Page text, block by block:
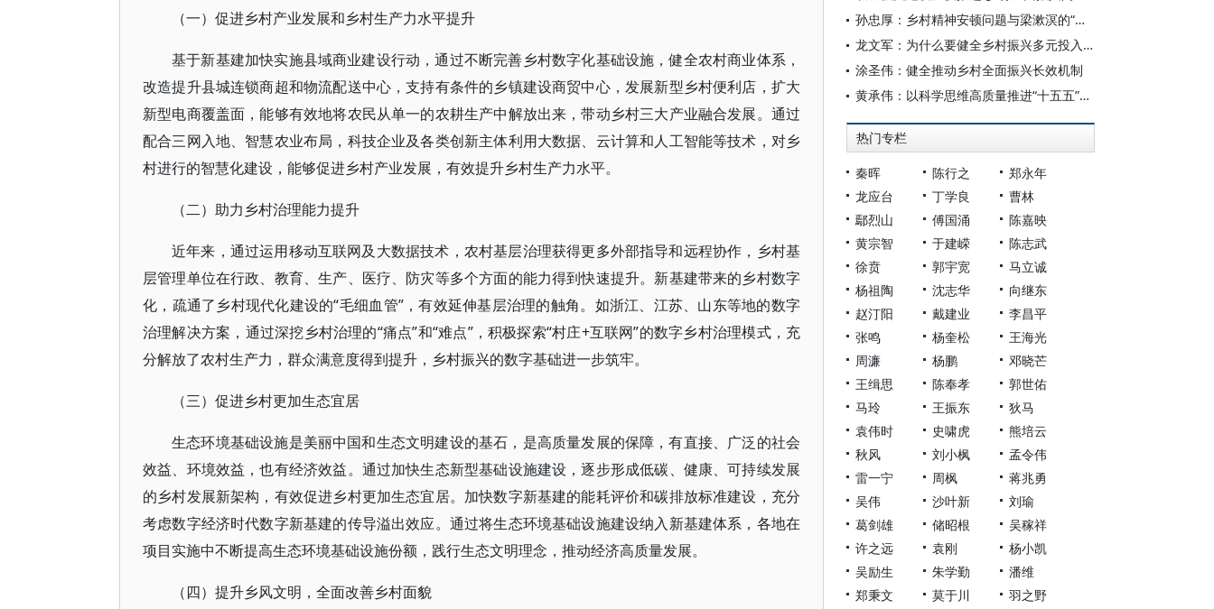
（一）促进乡村产业发展和乡村生产力水平提升
基于新基建加快实施县域商业建设行动，通过不断完善乡村数字化基础设施，健全农村商业体系，
改造提升县城连锁商超和物流配送中心，支持有条件的乡镇建设商贸中心，发展新型乡村便利店，扩大
新型电商覆盖面，能够有效地将农民从单一的农耕生产中解放出来，带动乡村三大产业融合发展。通过
配合三网入地、智慧农业布局，科技企业及各类创新主体利用大数据、云计算和人工智能等技术，对乡
村进行的智慧化建设，能够促进乡村产业发展，有效提升乡村生产力水平。
（二）助力乡村治理能力提升
近年来，通过运用移动互联网及大数据技术，农村基层治理获得更多外部指导和远程协作，乡村基
层管理单位在行政、教育、生产、医疗、防灾等多个方面的能力得到快速提升。新基建带来的乡村数字
化，疏通了乡村现代化建设的“毛细血管”，有效延伸基层治理的触角。如浙江、江苏、山东等地的数字
治理解决方案，通过深挖乡村治理的“痛点”和“难点”，积极探索“村庄+互联网”的数字乡村治理模式，充
分解放了农村生产力，群众满意度得到提升，乡村振兴的数字基础进一步筑牢。
（三）促进乡村更加生态宜居
生态环境基础设施是美丽中国和生态文明建设的基石，是高质量发展的保障，有直接、广泛的社会
效益、环境效益，也有经济效益。通过加快生态新型基础设施建设，逐步形成低碳、健康、可持续发展
的乡村发展新架构，有效促进乡村更加生态宜居。加快数字新基建的能耗评价和碳排放标准建设，充分
考虑数字经济时代数字新基建的传导溢出效应。通过将生态环境基础设施建设纳入新基建体系，各地在
项目实施中不断提高生态环境基础设施份额，践行生态文明理念，推动经济高质量发展。
（四）提升乡风文明，全面改善乡村面貌
孙忠厚：乡村精神安顿问题与梁漱溟的“儒家路线”
龙文军：为什么要健全乡村振兴多元投入格局？
涂圣伟：健全推动乡村全面振兴长效机制
黄承伟：以科学思维高质量推进“十五五”乡村全面振兴开新局
热门专栏
秦晖 陈行之
郑永年
龙应台
丁学良
曹林
鄢烈山
傅国涌
陈嘉映
黄宗智
于建嵘
陈志武
徐贲
郭宇宽
马立诚
杨祖陶
沈志华
向继东
赵汀阳
戴建业
李昌平
张鸣
杨奎松
王海光
周濂
杨鹏
邓晓芒
王缉思
陈奉孝
郭世佑
马玲
王振东
狄马
袁伟时
史啸虎
熊培云
秋风
刘小枫
孟令伟
雷一宁
周枫
蒋兆勇
吴伟
沙叶新
刘瑜
葛剑雄
储昭根
吴稼祥
许之远
袁刚
杨小凯
吴励生
朱学勤
潘维
郑秉文
莫于川
羽之野